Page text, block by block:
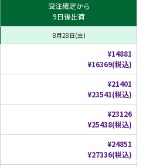
受注確定から
9日後出荷
8月28日(金)
¥14881
¥16369(税込)
¥21401
¥23541(税込)
¥23126
¥25438(税込)
¥24851
¥27336(税込)